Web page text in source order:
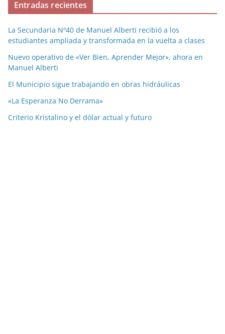
Entradas recientes
La Secundaria Nº40 de Manuel Alberti recibió a los
estudiantes ampliada y transformada en la vuelta a clases
Nuevo operativo de «Ver Bien, Aprender Mejor», ahora en
Manuel Alberti
El Municipio sigue trabajando en obras hidráulicas
«La Esperanza No Derrama»
Criterio Kristalino y el dólar actual y futuro